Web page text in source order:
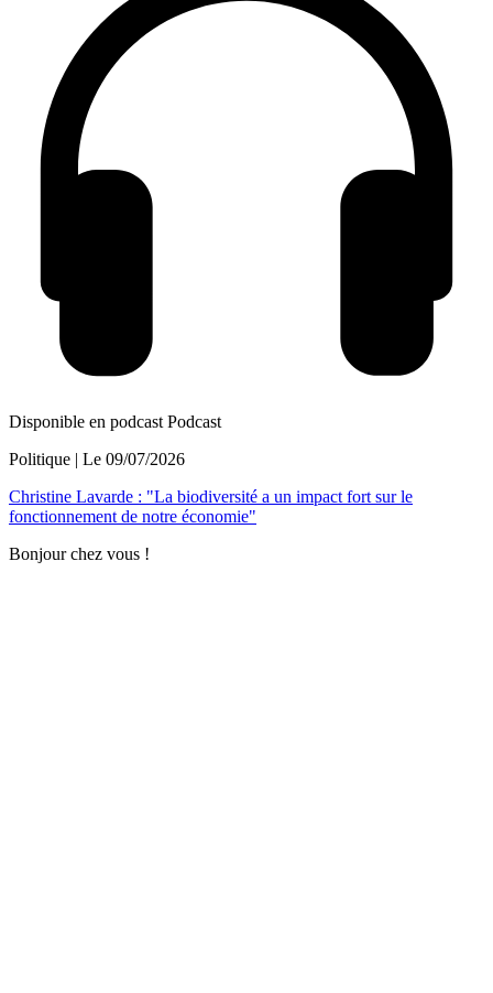
Disponible en podcast Podcast
Politique | Le 09/07/2026
Christine Lavarde : "La biodiversité a un impact fort sur le
fonctionnement de notre économie"
Bonjour chez vous !